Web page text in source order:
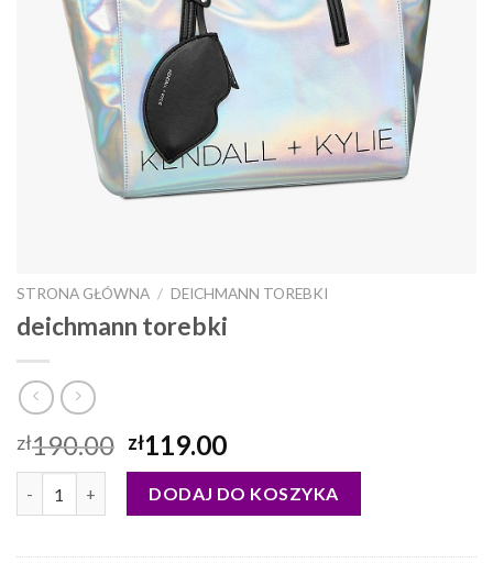
STRONA GŁÓWNA / DEICHMANN TOREBKI
deichmann torebki
zł190.00 zł119.00
DODAJ DO KOSZYKA